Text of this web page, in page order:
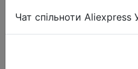
Додаткова інформація
Слідкуйте за знижками
Чат спільноти Aliexpress